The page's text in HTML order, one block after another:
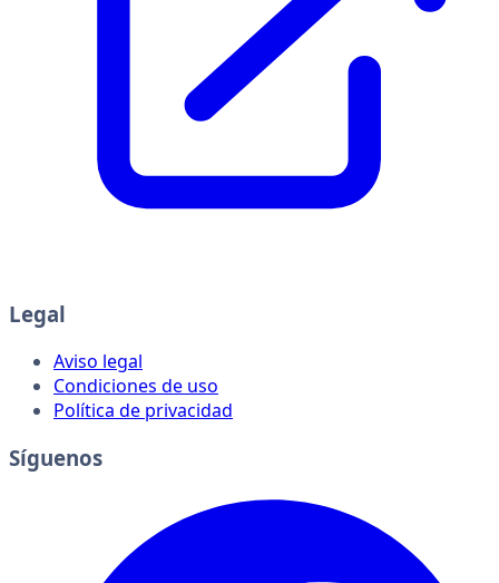
Legal
Aviso legal
Condiciones de uso
Política de privacidad
Síguenos